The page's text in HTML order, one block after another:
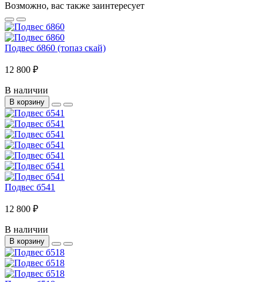
Возможно, вас также заинтересует
Подвес б860 (топаз скай)
12 800 ₽
В наличии
В корзину
Подвес б541
12 800 ₽
В наличии
В корзину